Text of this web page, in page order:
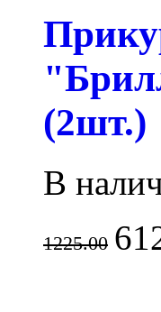
(2шт.)
В
1225.00